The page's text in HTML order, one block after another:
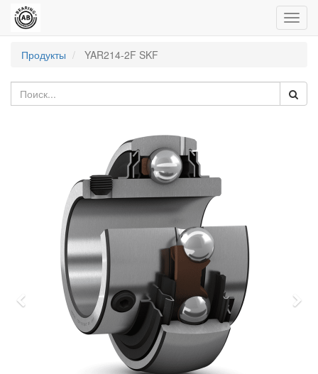
Продукты
YAR214-2F SKF
Previous